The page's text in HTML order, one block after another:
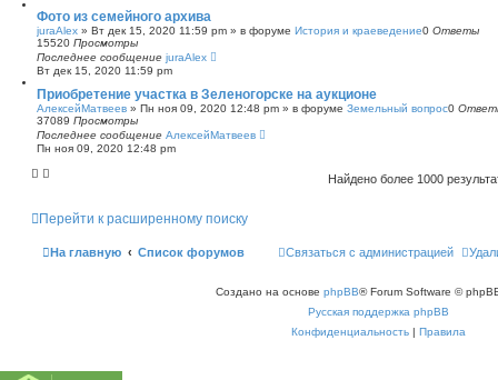
Фото из семейного архива
juraAlex » Вт дек 15, 2020 11:59 pm » в форуме История и краеведение0 Ответы
15520 Просмотры
Последнее сообщение juraAlex
Вт дек 15, 2020 11:59 pm
Приобретение участка в Зеленогорске на аукционе
АлексейМатвеев » Пн ноя 09, 2020 12:48 pm » в форуме Земельный вопрос0
37089 Просмотры
Последнее сообщение АлексейМатвеев
Пн ноя 09, 2020 12:48 pm
Найдено более 1000
Перейти к расширенному поиску
На главную Список форумов Связаться с администрацией
Создано на основе phpBB® Forum Software ©
Русская поддержка phpBB
Конфиденциальность | Правила